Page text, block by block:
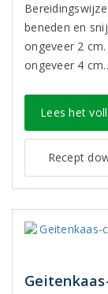
beneden en
ongeveer 2
ongeveer 4
Lees het
Recept